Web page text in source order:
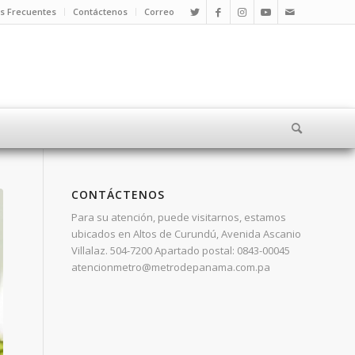
Frecuentes Contáctenos Correo
CONTÁCTENOS
Para su atención, puede visitarnos, estamos
ubicados en Altos de Curundú, Avenida Ascanio
Villalaz. 504-7200 Apartado postal: 0843-00045
atencionmetro@metrodepanama.com.pa